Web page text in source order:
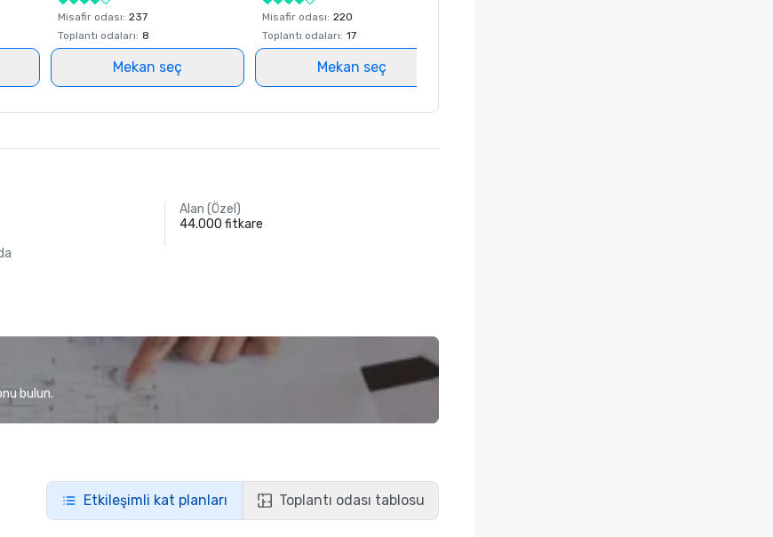
Misafir odası: 237
Toplantı odaları: 8
Mekan seç
Misafir odası: 220
Toplantı odaları: 17
Mekan seç
Alan (Özel)
44.000 fitkare
bulun.
Etkileşimli kat planları Toplantı odası tablosu